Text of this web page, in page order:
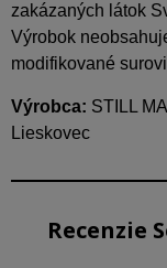
zakázaných látok
Výrobok
modifikované
Výrobca: STILL
Lieskovec
Recenzie